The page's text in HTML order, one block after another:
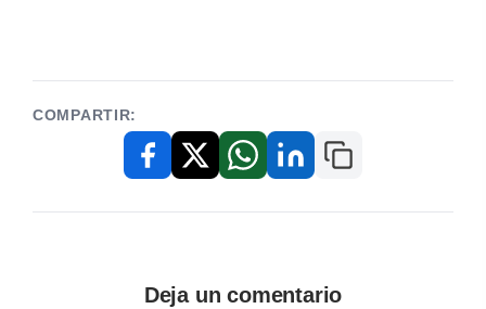
COMPARTIR:
FacebookX / TwitterWhatsAppLinkedInCopiar enlace
Deja un comentario